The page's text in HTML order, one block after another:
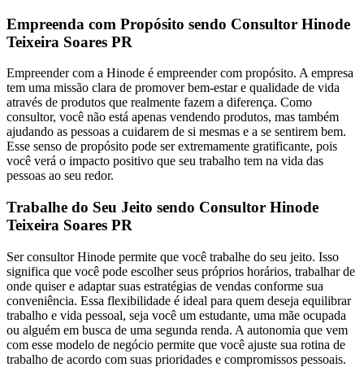
Empreenda com Propósito sendo Consultor Hinode
Teixeira Soares PR
Empreender com a Hinode é empreender com propósito. A empresa
tem uma missão clara de promover bem-estar e qualidade de vida
através de produtos que realmente fazem a diferença. Como
consultor, você não está apenas vendendo produtos, mas também
ajudando as pessoas a cuidarem de si mesmas e a se sentirem bem.
Esse senso de propósito pode ser extremamente gratificante, pois
você verá o impacto positivo que seu trabalho tem na vida das
pessoas ao seu redor.
Trabalhe do Seu Jeito sendo Consultor Hinode
Teixeira Soares PR
Ser consultor Hinode permite que você trabalhe do seu jeito. Isso
significa que você pode escolher seus próprios horários, trabalhar de
onde quiser e adaptar suas estratégias de vendas conforme sua
conveniência. Essa flexibilidade é ideal para quem deseja equilibrar
trabalho e vida pessoal, seja você um estudante, uma mãe ocupada
ou alguém em busca de uma segunda renda. A autonomia que vem
com esse modelo de negócio permite que você ajuste sua rotina de
trabalho de acordo com suas prioridades e compromissos pessoais.